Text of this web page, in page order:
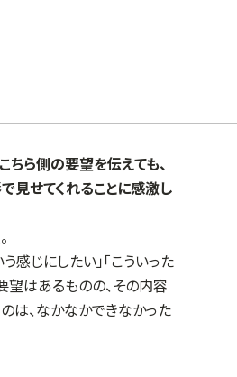
ちら側の要望を伝えても、
見せてくれることに感激し
感じにしたい」「こういった
望はあるものの、その内容
は、なかなかできなかった